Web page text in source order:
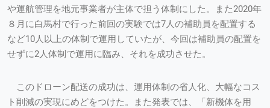
や運航管理を地元事業者が主体で担う体制にした。また2020年
８月に白馬村で行った前回の実験では7人の補助員を配置する
など10人以上の体制で運用していたが、今回は補助員の配置を
せずに2人体制で運用に臨み、それを成功させた。
このドローン配送の成功は、運用体制の省人化、大幅なコス
ト削減の実現にめどをつけた。また発表では、「新機体を用